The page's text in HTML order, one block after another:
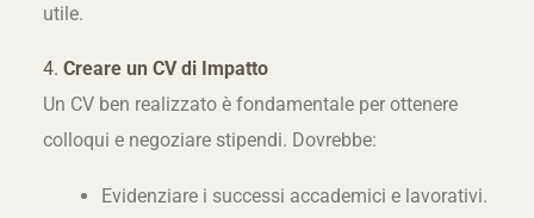
utile.
4. Creare un CV di Impatto
Un CV ben realizzato è fondamentale per ottenere
colloqui e negoziare stipendi. Dovrebbe:
Evidenziare i successi accademici e lavorativi.